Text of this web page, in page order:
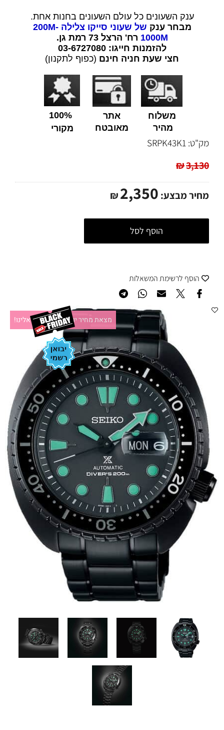
מצאת מחיר יותר זול?תקשרו אלינו!
ענק השעונים כל עולם השעונים בחנות אחת.
מבחר ענק
של שעוני סייקו צלילה 200M-
1000M רח' הרצל 73 רמת גן.
להזמנות חייגו: 03-6727080
חצי שעת חניה חינם (כפוף לתקנון)
משלוח
מהיר
אתר
מאובטח
100%
מקורי
מק"ט: SRPK43K1
₪3,130
מחיר מבצע: ₪2,350
הוסף לסל
הוסף לרשימת המשאלות